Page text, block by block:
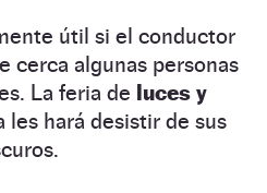
útil si el conductor
cerca algunas personas
La feria de luces y
les hará desistir de sus